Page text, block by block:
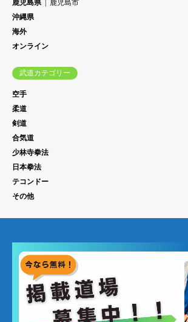
鹿児島県
鹿児島市
沖縄県
海外
オンライン
武道カテゴリー
空手
柔道
剣道
合気道
少林寺拳法
日本拳法
テコンドー
その他